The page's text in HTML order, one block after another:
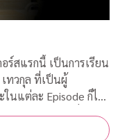
ร์สแรกนี้ เป็นการเรียน
ทวกุล ที่เป็นผู้
นแต่ละ Episode ก็ได้
จากคณะต่างๆ ที่มาให้